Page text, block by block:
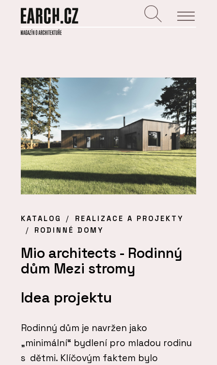
KATALOG
REALIZACE A PROJEKTY
RODINNÉ DOMY
Mio architects - Rodinný
dům Mezi stromy
Idea projektu
Rodinný dům je navržen jako
„minimální“ bydlení pro mladou rodinu
s dětmi. Klíčovým faktem bylo